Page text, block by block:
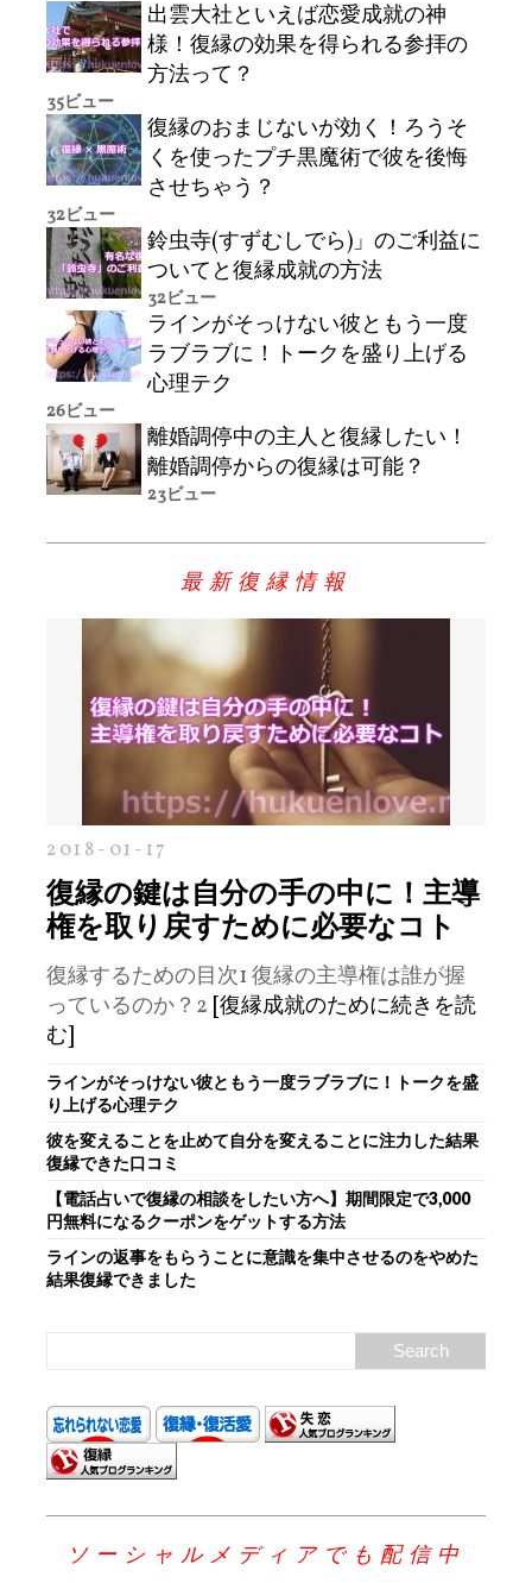
出雲大社といえば恋愛成就の神
様！復縁の効果を得られる参拝の
方法って？
35ビュー
復縁のおまじないが効く！ろうそ
くを使ったプチ黒魔術で彼を後悔
させちゃう？
32ビュー
鈴虫寺(すずむしでら)」のご利益に
ついてと復縁成就の方法
32ビュー
ラインがそっけない彼ともう一度
ラブラブに！トークを盛り上げる
心理テク
26ビュー
離婚調停中の主人と復縁したい！
離婚調停からの復縁は可能？
23ビュー
最新復縁情報
2018-01-17
復縁の鍵は自分の手の中に！主導
権を取り戻すために必要なコト
復縁するための目次1 復縁の主導権は誰が握
っているのか？2 [復縁成就のために続きを読
む]
ラインがそっけない彼ともう一度ラブラブに！トークを盛
り上げる心理テク
彼を変えることを止めて自分を変えることに注力した結果
復縁できた口コミ
【電話占いで復縁の相談をしたい方へ】期間限定で3,000
円無料になるクーポンをゲットする方法
ラインの返事をもらうことに意識を集中させるのをやめた
結果復縁できました
ソーシャルメディアでも配信中